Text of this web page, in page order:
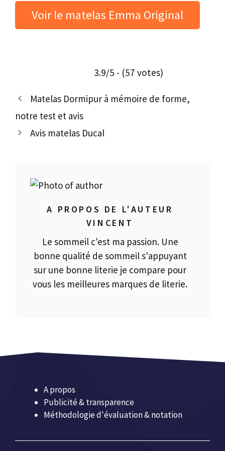
Voir le matelas Emma Original
3.9/5 - (57 votes)
Matelas Dormipur à mémoire de forme,
notre test et avis
Avis matelas Ducal
A PROPOS DE L'AUTEUR
VINCENT
Le sommeil c'est ma passion. Une
bonne qualité de sommeil s'appuyant
sur une bonne literie je compare pour
vous les meilleures marques de literie.
A propos
Publicité & transparence
Méthodologie d'évaluation & notation